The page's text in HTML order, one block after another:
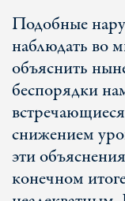
Подобные
наблюдать во
объяснить
беспорядки
снижением
эти
конечном